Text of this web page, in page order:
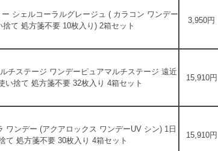
シェルコーラルグレージュ ( カラコン ワンデー
捨て 処方箋不要 10枚入り) 2箱セット
3,950円
チステージ ワンデーピュアマルチステージ 遠近
い捨て 処方箋不要 32枚入り 4箱セット
15,910円
ワンデー (アクアロックス ワンデーUV シン) 1日
て 処方箋不要 30枚入り 4箱セット
15,910円